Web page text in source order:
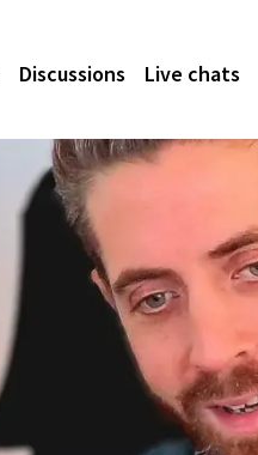
Discussions Live chats